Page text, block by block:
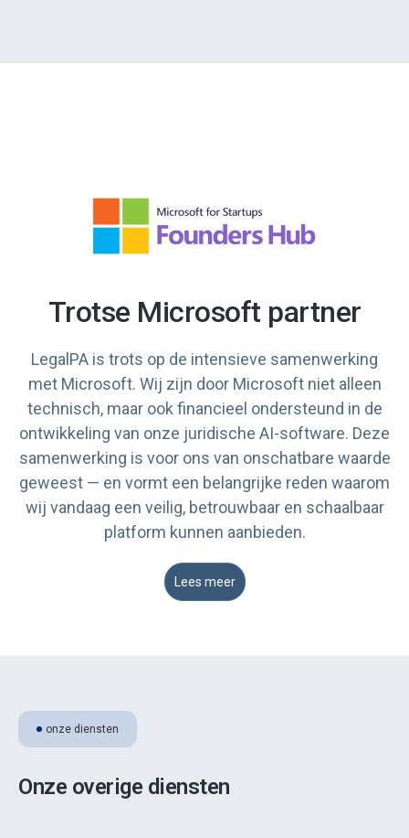
Trotse Microsoft partner
LegalPA is trots op de intensieve samenwerking
met Microsoft. Wij zijn door Microsoft niet alleen
technisch, maar ook financieel ondersteund in de
ontwikkeling van onze juridische AI-software. Deze
samenwerking is voor ons van onschatbare waarde
geweest — en vormt een belangrijke reden waarom
wij vandaag een veilig, betrouwbaar en schaalbaar
platform kunnen aanbieden.
Lees meer
onze diensten
Onze overige diensten